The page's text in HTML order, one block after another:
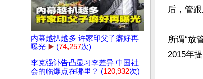
内幕越扒越多 许家印父子癖好再
曝光 ▶️ (74,257次)
李克强讣告凸显习李差异 中国社
会的临爆点在哪里？ (120,932次)
后，管
所谓“放
2015年